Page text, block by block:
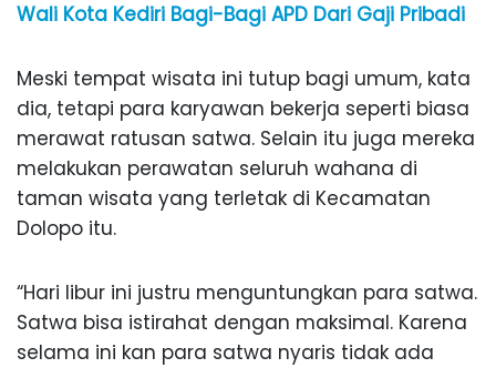
Wali Kota Kediri Bagi-Bagi APD Dari Gaji Pribadi
Meski tempat wisata ini tutup bagi umum, kata
dia, tetapi para karyawan bekerja seperti biasa
merawat ratusan satwa. Selain itu juga mereka
melakukan perawatan seluruh wahana di
taman wisata yang terletak di Kecamatan
Dolopo itu.
“Hari libur ini justru menguntungkan para satwa.
Satwa bisa istirahat dengan maksimal. Karena
selama ini kan para satwa nyaris tidak ada